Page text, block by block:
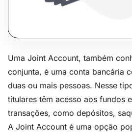
Uma Joint Account, também
conjunta, é uma conta bancária
duas ou mais pessoas. Nesse
titulares têm acesso aos fundos
transações, como depósitos,
A Joint Account é uma opção